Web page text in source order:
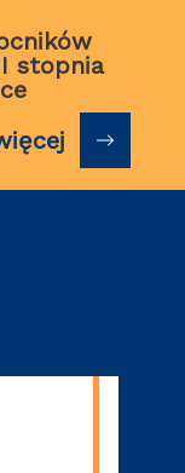
stopnia